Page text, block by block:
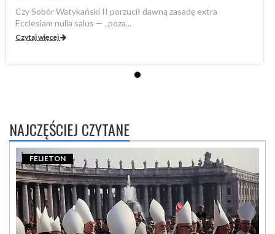
Czy Sobór Watykański II porzucił dawną zasadę extra
Ecclesiam nulla salus — „poza...
Czytaj więcej
NAJCZĘŚCIEJ CZYTANE
FELIETON